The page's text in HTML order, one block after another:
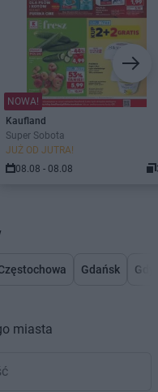
NOWA!
Kaufland
Super Sobota
JUŻ OD JUTRA!
08.08 - 08.08
Gdańsk
miasta